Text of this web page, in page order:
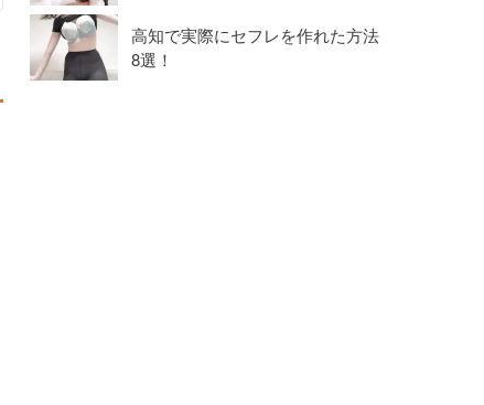
高知で実際にセフレを作れた方法
8選！